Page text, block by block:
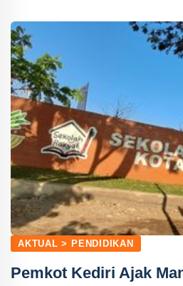
AKTUAL > PENDIDIKAN
Pemkot Kediri Ajak